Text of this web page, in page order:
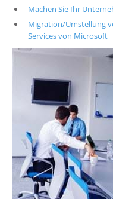
Machen Sie Ihr
Migration/Umstellung
Services von Microsoft